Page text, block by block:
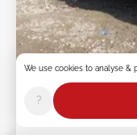
1h : 21m : 07s
2012
We use cookies to analyse &
?